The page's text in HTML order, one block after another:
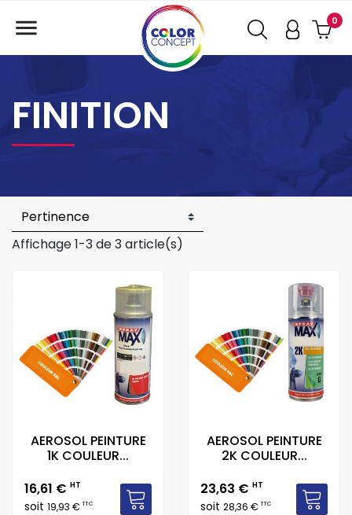
0

FINITION
Affichage 1-3 de 3 article(s)
AEROSOL PEINTURE
1K COULEUR...
Prix
16,61 € HT
soit 19,93 €TTC
AEROSOL PEINTURE
2K COULEUR...
Prix
23,63 € HT
soit 28,36 €TTC